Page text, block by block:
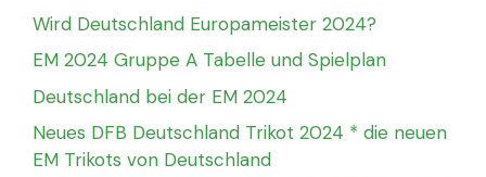
Wird Deutschland Europameister 2024?
EM 2024 Gruppe A Tabelle und Spielplan
Deutschland bei der EM 2024
Neues DFB Deutschland Trikot 2024 * die neuen
EM Trikots von Deutschland